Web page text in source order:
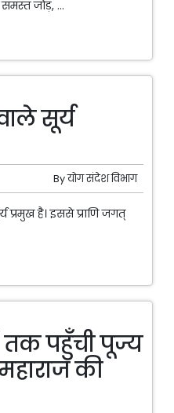
जोड़, ...
सूर्य
Byयोग संदेश विभाग
प्रमुख है। इससे प्राणि जगत्
पहुँची पूज्य
की